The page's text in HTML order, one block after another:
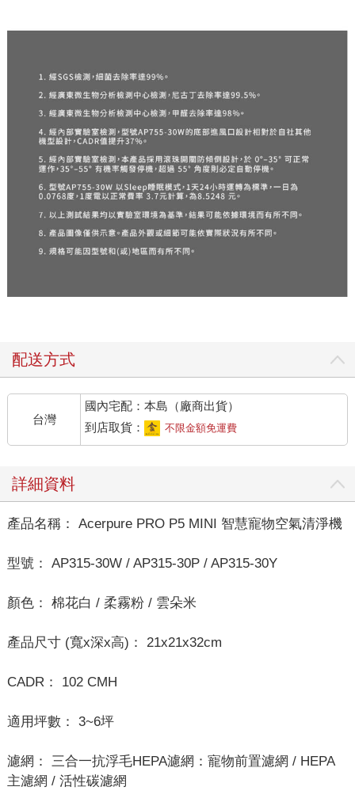
配送方式
台灣
國內宅配：本島（廠商出貨）
到店取貨：
不限金額免運費
詳細資料
產品名稱： Acerpure PRO P5 MINI 智慧寵物空氣清淨機
型號： AP315-30W / AP315-30P / AP315-30Y
顏色： 棉花白 / 柔霧粉 / 雲朵米
產品尺寸 (寬x深x高)： 21x21x32cm
CADR： 102 CMH
適用坪數： 3~6坪
濾網： 三合一抗浮毛HEPA濾網：寵物前置濾網 / HEPA
主濾網 / 活性碳濾網